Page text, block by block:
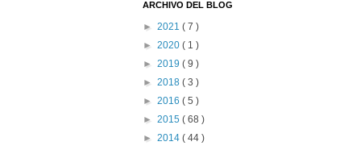
ARCHIVO DEL BLOG
► 2021 ( 7 )
► 2020 ( 1 )
► 2019 ( 9 )
► 2018 ( 3 )
► 2016 ( 5 )
► 2015 ( 68 )
► 2014 ( 44 )